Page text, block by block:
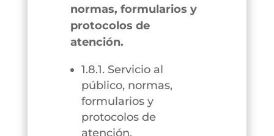
normas, formularios y
protocolos de
atención.
1.8.1. Servicio al
público, normas,
formularios y
protocolos de
atención.